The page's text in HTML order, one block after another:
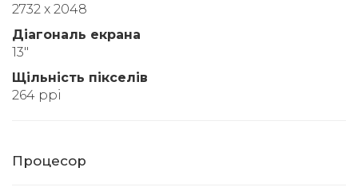
2732 x 2048
Діагональ екрана
13"
Щільність пікселів
264 ppi
Процесор